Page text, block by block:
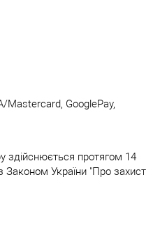
Mastercard, GooglePay,
здійснюється протягом 14
Законом України "Про захист